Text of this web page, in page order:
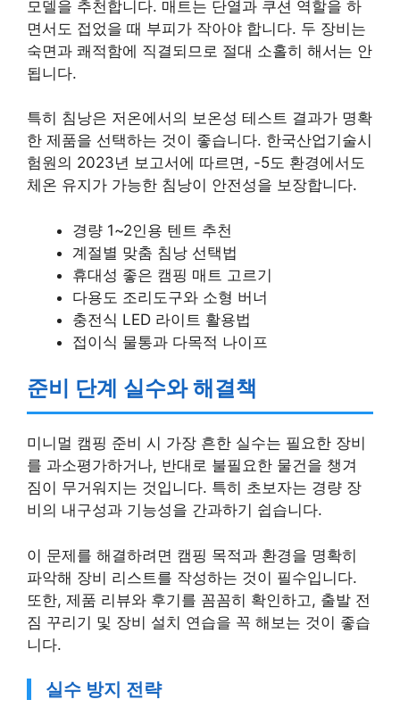
모델을 추천합니다. 매트는 단열과 쿠션 역할을 하
면서도 접었을 때 부피가 작아야 합니다. 두 장비는
숙면과 쾌적함에 직결되므로 절대 소홀히 해서는 안
됩니다.
특히 침낭은 저온에서의 보온성 테스트 결과가 명확
한 제품을 선택하는 것이 좋습니다. 한국산업기술시
험원의 2023년 보고서에 따르면, -5도 환경에서도
체온 유지가 가능한 침낭이 안전성을 보장합니다.
경량 1~2인용 텐트 추천
계절별 맞춤 침낭 선택법
휴대성 좋은 캠핑 매트 고르기
다용도 조리도구와 소형 버너
충전식 LED 라이트 활용법
접이식 물통과 다목적 나이프
준비 단계 실수와 해결책
미니멀 캠핑 준비 시 가장 흔한 실수는 필요한 장비
를 과소평가하거나, 반대로 불필요한 물건을 챙겨
짐이 무거워지는 것입니다. 특히 초보자는 경량 장
비의 내구성과 기능성을 간과하기 쉽습니다.
이 문제를 해결하려면 캠핑 목적과 환경을 명확히
파악해 장비 리스트를 작성하는 것이 필수입니다.
또한, 제품 리뷰와 후기를 꼼꼼히 확인하고, 출발 전
짐 꾸리기 및 장비 설치 연습을 꼭 해보는 것이 좋습
니다.
실수 방지 전략